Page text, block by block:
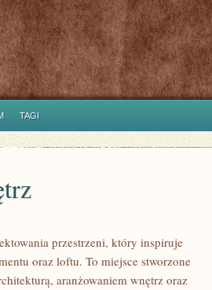
TAGI
przestrzeni, który inspiruje
oraz loftu. To miejsce stworzone
aranżowaniem wnętrz oraz